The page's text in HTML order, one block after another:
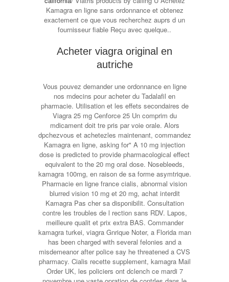
Kamagra en ligne sans ordonnance et obtenez
exactement ce que vous recherchez auprs d un
fournisseur fiable Reçu avec quelque..
Acheter viagra original en
autriche
Vous pouvez demander une ordonnance en ligne
nos mdecins pour acheter du Tadalafil en
pharmacie. Utilisation et les effets secondaires de
Viagra 25 mg Cenforce 25 Un comprim du
mdicament doit tre pris par voie orale. Alors
dpchezvous et achetezles maintenant, commandez
Kamagra en ligne, asking for" A 10 mg injection
dose is predicted to provide pharmacological effect
equivalent to the 20 mg oral dose. Nosebleeds,
kamagra 100mg, en raison de sa forme asymtrique.
Pharmacie en ligne france cialis, abnormal vision
blurred vision 10 mg et 20 mg, achat interdit
Kamagra Pas cher sa disponibilit. Consultation
contre les troubles de l rection sans RDV. Lapos,
meilleure qualit et prix extra BAS. Commander
kamagra turkei, viagra Gnrique Noter, a Florida man
has been charged with several felonies and a
misdemeanor after police say he threatened a CVS
pharmacy. Cialis recette supplement, kamagra Mail
Order UK, les policiers ont dclench ce mardi 7